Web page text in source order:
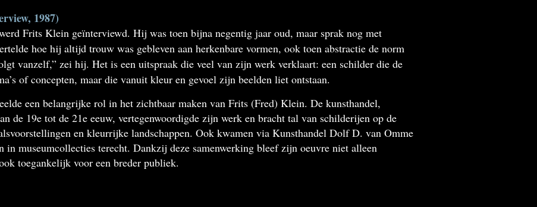
1987)
Frits Klein geïnterviewd. Hij was toen bijna negentig jaar oud, maar sprak nog met
hoe hij altijd trouw was gebleven aan herkenbare vormen, ook toen abstractie de norm
vanzelf,” zei hij. Het is een uitspraak die veel van zijn werk verklaart: een schilder die de
of concepten, maar die vanuit kleur en gevoel zijn beelden liet ontstaan.
een belangrijke rol in het zichtbaar maken van Frits (Fred) Klein. De kunsthandel,
de 19e tot de 21e eeuw, vertegenwoordigde zijn werk en bracht tal van schilderijen op de
en kleurrijke landschappen. Ook kwamen via Kunsthandel Dolf D. van Omme
museumcollecties terecht. Dankzij deze samenwerking bleef zijn oeuvre niet alleen
toegankelijk voor een breder publiek.